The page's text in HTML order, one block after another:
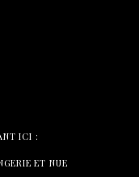
ICI :
ET NUE